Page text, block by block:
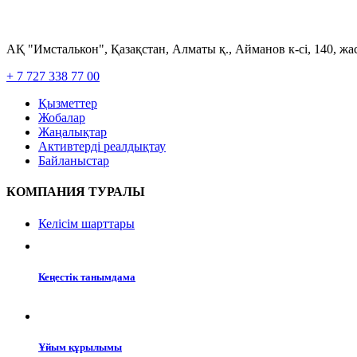
АҚ "Имсталькон", Қазақстан, Алматы қ., Айманов к-сі, 140,
+ 7 727 338 77 00
Қызметтер
Жобалар
Жаңалықтар
Активтерді реалдықтау
Байланыстар
КОМПАНИЯ ТУРАЛЫ
Келісім шарттары
Кеңестік танымдама
Ұйым құрылымы